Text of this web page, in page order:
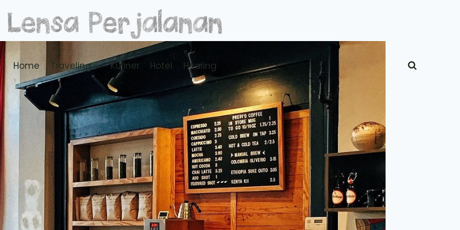
Home Traveling Kuliner Hotel Healing